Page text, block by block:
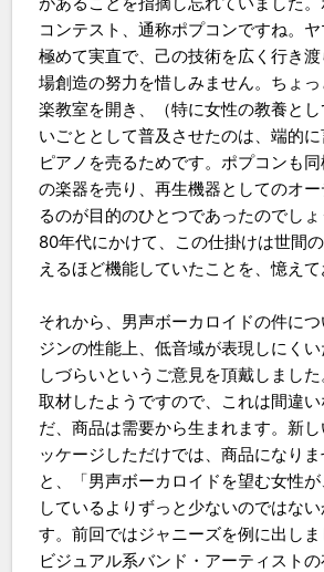
コンテスト、通称ポプコンですね。
極めて実直で、己の技術を広く行き
場創造の努力を惜しみません。ちょ
楽教室を開き、（特に女性の教養と
いごととして普及させたのは、端的
ピアノを売るためです。ポプコンも
の楽器を売り、再生機器としてのオ
るのが目的のひとつであったのでし
80年代にかけて、この仕掛けは世間
えるほど機能していたことを、憶えて
それから、男声ボーカロイドの件に
ジンの性能上、低音域が表現しにく
しづらいというご意見を頂戴しまし
取材したようですので、これは間違
だ、商品は需要から生まれます。新
ッケージしただけでは、商品になり
と、「男声ボーカロイドを望む女性
しているよりずっと少ないのではな
す。前回ではジャニーズを例に出し
ビジュアル系バンド・アーティスト